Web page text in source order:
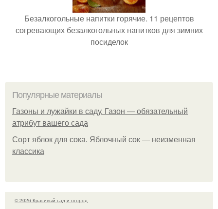
Безалкогольные напитки горячие. 11 рецептов
согревающих безалкогольных напитков для зимних
посиделок
Популярные материалы
Газоны и лужайки в саду. Газон — обязательный
атрибут вашего сада
Сорт яблок для сока. Яблочный сок — неизменная
классика
© 2026 Красивый сад и огород